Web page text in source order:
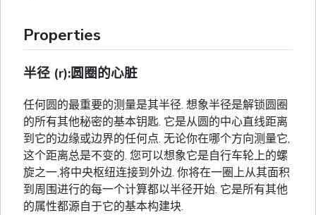
Properties
半径 (r):圆圈的心脏
任何圆的最重要的测量是其半径. 想象半径是解锁圆圈
的所有其他秘密的基本钥匙. 它是从圆的中心直线距离
到它的边缘或边界的任何点. 无论你在哪个方向测量它,
这个距离总是不变的. 您可以想象它是自行车轮上的螺
旋之一,将中央枢纽连接到外边. 你将在一圈上从其面积
到周围进行的每一个计算都以半径开始. 它是所有其他
的属性都源自于它的基本构建块.